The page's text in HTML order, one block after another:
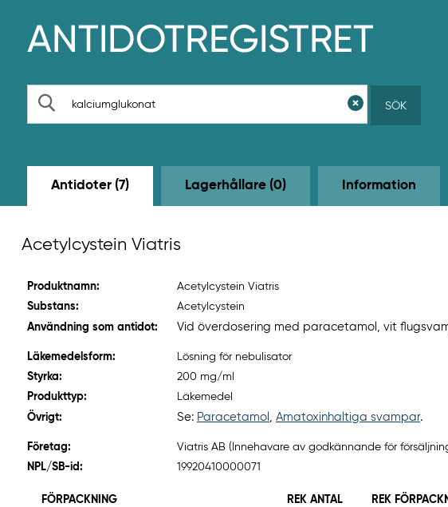
p
d
n
å
l
e
SÖK
Antidoter (7) Lagerhållare (0) Information
Acetylcystein Viatris
Produktnamn:
Acetylcystein Viatris
Substans:
Acetylcystein
Användning som antidot:
Vid överdosering med paracetamol, vit
Läkemedelsform:
Lösning för nebulisator
Styrka:
200 mg/ml
Produkttyp:
Läkemedel
Övrigt:
Se: Paracetamol , Amatoxinhaltiga svampar.
Företag:
Viatris AB (Innehavare av godkännande för
NPL/SB-id:
19920410000071
FÖRPACKNING REK ANTAL REK